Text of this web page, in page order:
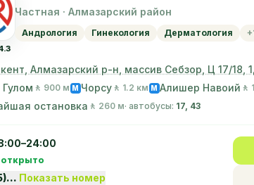
Частная · Алмазарский район
Андрология Гинекология Дерматология
Алмазарский р-н, массив Себзор, Ц 17/18,
Гулом 🚶 900 м M Чорсу 🚶 1.2 км M Алишер Навоий 🚶
остановка 🚶 260 м· автобусы: 17, 43
открыто
Показать номер